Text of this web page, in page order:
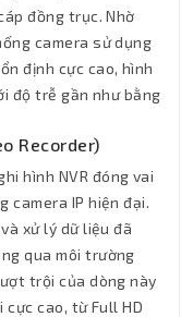
đồng trục. Nhờ
camera sử dụng
định cực cao, hình
độ trễ gần như bằng
Recorder)
hình NVR đóng vai
camera IP hiện đại.
xử lý dữ liệu đã
qua môi trường
trội của dòng này
cao, từ Full HD